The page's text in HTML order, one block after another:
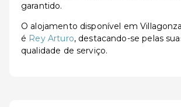
garantido.
O alojamento disponível em
é Rey Arturo, destacando-se pelas
qualidade de serviço.